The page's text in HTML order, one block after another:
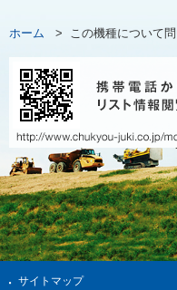
ホーム > この機種について
サイトマップ